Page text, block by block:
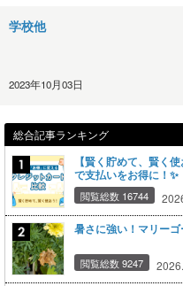
学校他
2023年10月03日
総合記事ランキング
【賢く貯めて、賢く
で支払いをお得に！✨
閲覧総数 16744
暑さに強い！マリー
閲覧総数 9247